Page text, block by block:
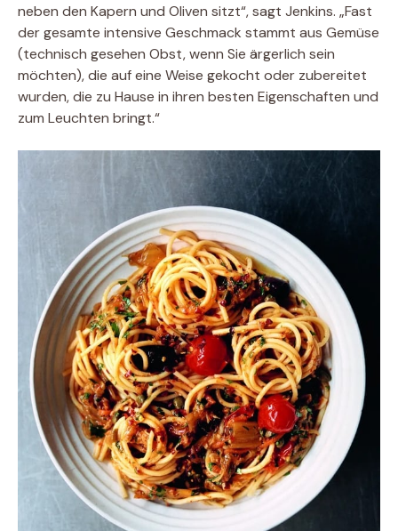
neben den Kapern und Oliven sitzt“, sagt Jenkins. „Fast
der gesamte intensive Geschmack stammt aus Gemüse
(technisch gesehen Obst, wenn Sie ärgerlich sein
möchten), die auf eine Weise gekocht oder zubereitet
wurden, die zu Hause in ihren besten Eigenschaften und
zum Leuchten bringt.“